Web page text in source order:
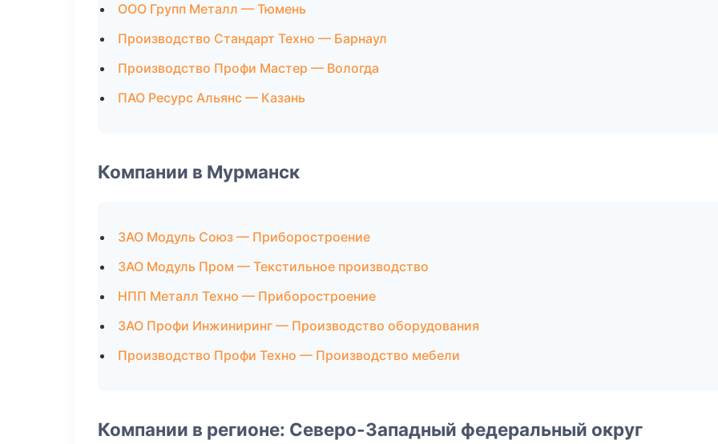
ООО Групп Металл — Тюмень
Производство Стандарт Техно — Барнаул
Производство Профи Мастер — Вологда
ПАО Ресурс Альянс — Казань
Компании в Мурманск
ЗАО Модуль Союз — Приборостроение
ЗАО Модуль Пром — Текстильное производство
НПП Металл Техно — Приборостроение
ЗАО Профи Инжиниринг — Производство оборудования
Производство Профи Техно — Производство мебели
Компании в регионе: Северо-Западный федеральный округ